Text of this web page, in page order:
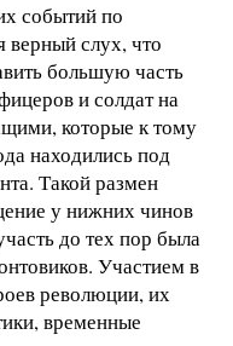
событий по
верный слух, что
большую часть
и солдат на
которые к тому
находились под
Такой размен
у нижних чинов
до тех пор была
Участием в
революции, их
временные